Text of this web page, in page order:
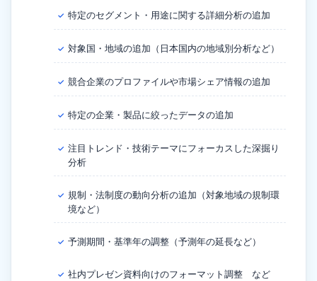
✓ 特定のセグメント・用途に関する詳細分析の追加
✓ 対象国・地域の追加（日本国内の地域別分析など）
✓ 競合企業のプロファイルや市場シェア情報の追加
✓ 特定の企業・製品に絞ったデータの追加
✓ 注目トレンド・技術テーマにフォーカスした深掘り
分析
✓ 規制・法制度の動向分析の追加（対象地域の規制環
境など）
✓ 予測期間・基準年の調整（予測年の延長など）
✓ 社内プレゼン資料向けのフォーマット調整 など